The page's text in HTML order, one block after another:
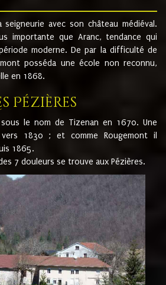
avec son château médiéval.
importante que Aranc, tendance qui
moderne. De par la difficulté de
posséda une école non reconnu,
en 1868.
Pézières
le nom de Tizenan en 1670. Une
1830 ; et comme Rougemont il
1865.
7 douleurs se trouve aux Pézières.